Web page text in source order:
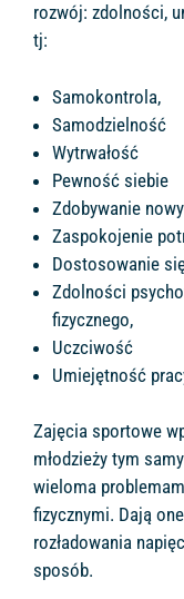
rozwój: zdolności,
tj:
Samokontrola,
Samodzielność
Wytrwałość
Pewność siebie
Zdobywanie
Zaspokojenie
Dostosowanie
Zdolności
fizycznego,
Uczciwość
Umiejętność
Zajęcia sportowe
młodzieży tym
wieloma
fizycznymi. Dają
rozładowania
sposób.